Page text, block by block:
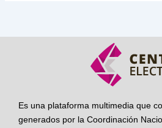
Es una plataforma multimedia que
generados por la Coordinación